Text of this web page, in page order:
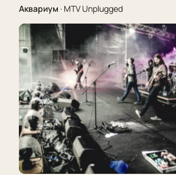
Аквариум · MTV Unplugged